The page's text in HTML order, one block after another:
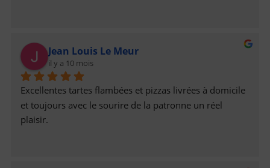
Jean Louis Le Meur
il y a 10 mois
Excellentes tartes flambées et pizzas livrées à domicile
et toujours avec le sourire de la patronne un réel
plaisir.